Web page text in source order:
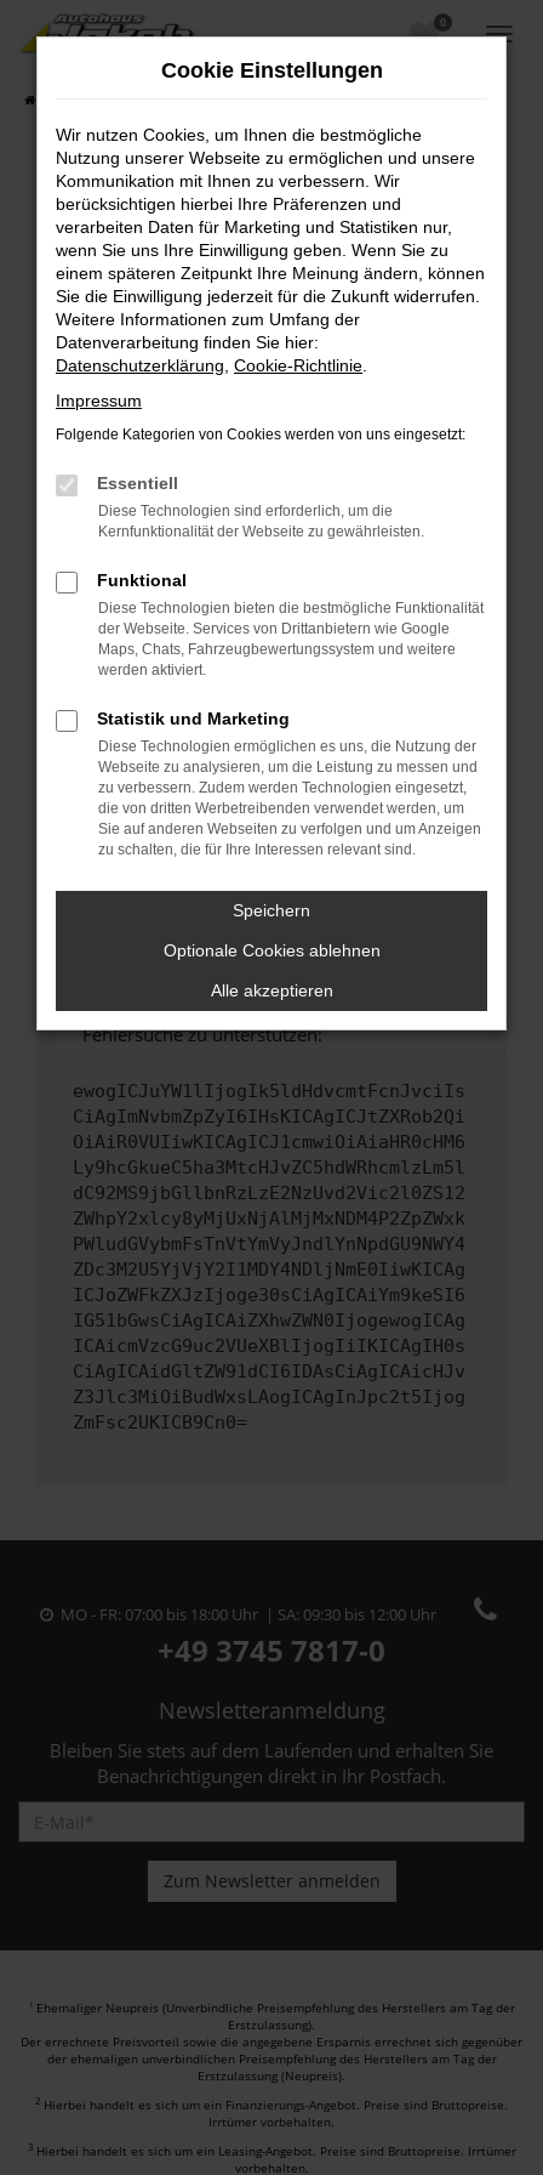
Zum
Hauptinhalt
0
Fehler: Network Error
Beim Laden ist ein Fehler aufgetreten.
Hier sind ein paar Tipps, die dir helfen können:
Überprüfe deine Firewall und deine
Internetverbindung.
Laden andere Webseiten, zum Beispiel deine
Suchmaschine?
Prüfe deine Browsererweiterungen.
Manche Erweiterungen, wie Werbeblocker,
können das Laden bestimmter Seiten
verhindern. Funktioniert die Seite in einem
Fenster?
Starte dein Gerät neu.
Das kann manchmal helfen, vorübergehende
Probleme zu beheben.
Betriebssystem auf dem neuesten Stand
sind.
Veraltete Software birgt nicht nur ein
Sicherheitsrisiko, sondern kann auch dazu
führen, dass bestimmte Funktionen nicht mehr
unterstützt werden.
Wende dich an den Webseitenbetreiber.
Wenn du alle oben genannten Schritte versucht
hast, kontaktiere uns bitte. Wir werden
versuchen, das Problem zu beheben. Du kannst
uns diesen Text schicken, um uns bei der
Fehlersuche zu unterstützen:
ewogICJuYW1lIjogIk5ldHdvcmtFcnJvciIs
CiAgImNvbmZpZyI6IHsKICAgICJtZXRob2Qi
OiAiR0VUIiwKICAgICJ1cmwiOiAiaHR0cHM6
Ly9hcGkueC5ha3MtcHJvZC5hdWRhcmlzLm5l
dC92MS9jbGllbnRzLzE2NzUvd2Vic2l0ZS12
ZWhpY2xlcy8yMjUxNjAlMjMxNDM4P2ZpZWxk
PWludGVybmFsTnVtYmVyJndlYnNpdGU9NWY4
ZDc3M2U5YjVjY2I1MDY4NDljNmE0IiwKICAg
ICJoZWFkZXJzIjoge30sCiAgICAiYm9keSI6
IG51bGwsCiAgICAiZXhwZWN0IjogewogICAg
ICAicmVzcG9uc2VUeXBlIjogIiIKICAgIH0s
CiAgICAidGltZW91dCI6IDAsCiAgICAicHJv
Z3Jlc3MiOiBudWxsLAogICAgInJpc2t5Ijog
ZmFsc2UKICB9Cn0=
MO - FR: 07:00 bis 18:00 Uhr | SA: 09:30 bis 12:00 Uhr
+49 3745 7817-0
Newsletteranmeldung
Bleiben Sie stets auf dem Laufenden und erhalten Sie
Benachrichtigungen direkt in Ihr Postfach.
1 Ehemaliger Neupreis (Unverbindliche Preisempfehlung des Herstellers am Tag der
Erstzulassung).
Der errechnete Preisvorteil sowie die angegebene Ersparnis errechnet sich gegenüber
der ehemaligen unverbindlichen Preisempfehlung des Herstellers am Tag der
Erstzulassung (Neupreis).
2 Hierbei handelt es sich um ein Finanzierungs-Angebot. Preise sind Bruttopreise.
Irrtümer vorbehalten.
3 Hierbei handelt es sich um ein Leasing-Angebot. Preise sind Bruttopreise. Irrtümer
vorbehalten.
Cookie Einstellungen
Wir nutzen Cookies, um Ihnen die bestmögliche
Nutzung unserer Webseite zu ermöglichen und unsere
Kommunikation mit Ihnen zu verbessern. Wir
berücksichtigen hierbei Ihre Präferenzen und
verarbeiten Daten für Marketing und Statistiken nur,
wenn Sie uns Ihre Einwilligung geben. Wenn Sie zu
einem späteren Zeitpunkt Ihre Meinung ändern, können
Sie die Einwilligung jederzeit für die Zukunft widerrufen.
Weitere Informationen zum Umfang der
Datenverarbeitung finden Sie hier:
Datenschutzerklärung Cookie-Richtlinie
Impressum
Folgende Kategorien von Cookies werden von uns eingesetzt:
Essentiell
Diese Technologien sind erforderlich, um die
Kernfunktionalität der Webseite zu gewährleisten.
Funktional
Diese Technologien bieten die bestmögliche Funktionalität
der Webseite. Services von Drittanbietern wie Google
Maps, Chats, Fahrzeugbewertungssystem und weitere
werden aktiviert.
Statistik und Marketing
Diese Technologien ermöglichen es uns, die Nutzung der
Webseite zu analysieren, um die Leistung zu messen und
zu verbessern. Zudem werden Technologien eingesetzt,
die von dritten Werbetreibenden verwendet werden, um
Sie auf anderen Webseiten zu verfolgen und um Anzeigen
zu schalten, die für Ihre Interessen relevant sind.
Speichern
Optionale Cookies ablehnen
Alle akzeptieren